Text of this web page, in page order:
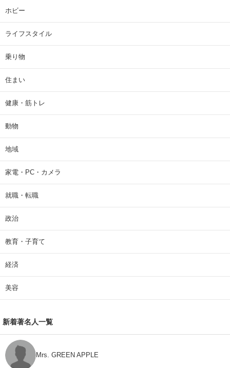
ホビー
ライフスタイル
乗り物
住まい
健康・筋トレ
動物
地域
家電・PC・カメラ
就職・転職
政治
教育・子育て
経済
美容
新着著名人一覧
Mrs. GREEN APPLE